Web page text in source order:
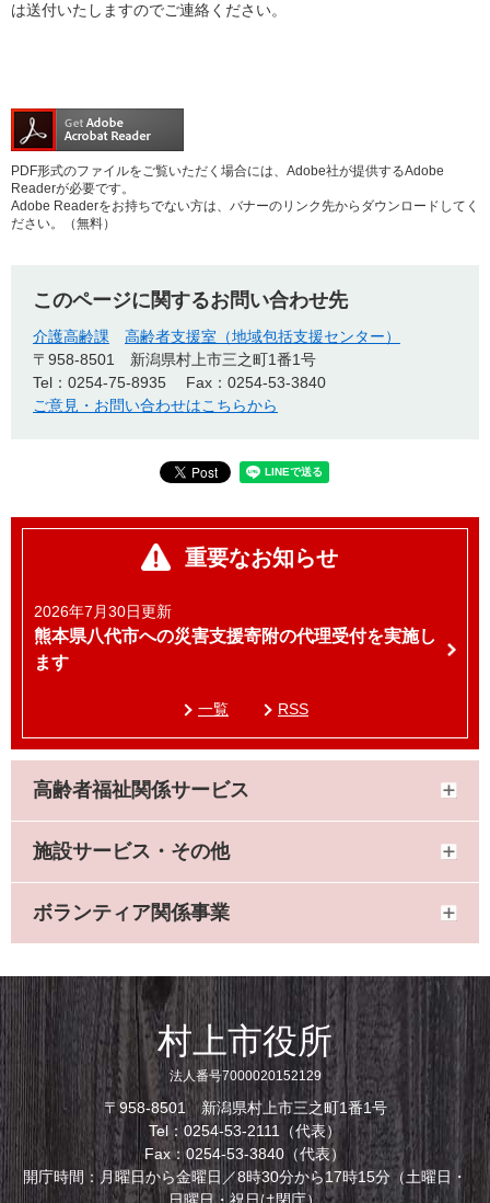
は送付いたしますのでご連絡ください。
PDF形式のファイルをご覧いただく場合には、Adobe社が提供するAdobe
Readerが必要です。
Adobe Readerをお持ちでない方は、バナーのリンク先からダウンロードしてく
ださい。（無料）
このページに関するお問い合わせ先
介護高齢課
高齢者支援室（地域包括支援センター）
〒958-8501
新潟県村上市三之町1番1号
Tel：0254-75-8935
Fax：0254-53-3840
ご意見・お問い合わせはこちらから
重要なお知らせ
2026年7月30日更新
熊本県八代市への災害支援寄附の代理受付を実施し
ます
一覧 RSS
高齢者福祉関係サービス
施設サービス・その他
ボランティア関係事業
村上市役所
法人番号7000020152129
〒958-8501 新潟県村上市三之町1番1号
Tel：0254-53-2111（代表）
Fax：0254-53-3840（代表）
開庁時間：月曜日から金曜日／8時30分から17時15分（土曜日・